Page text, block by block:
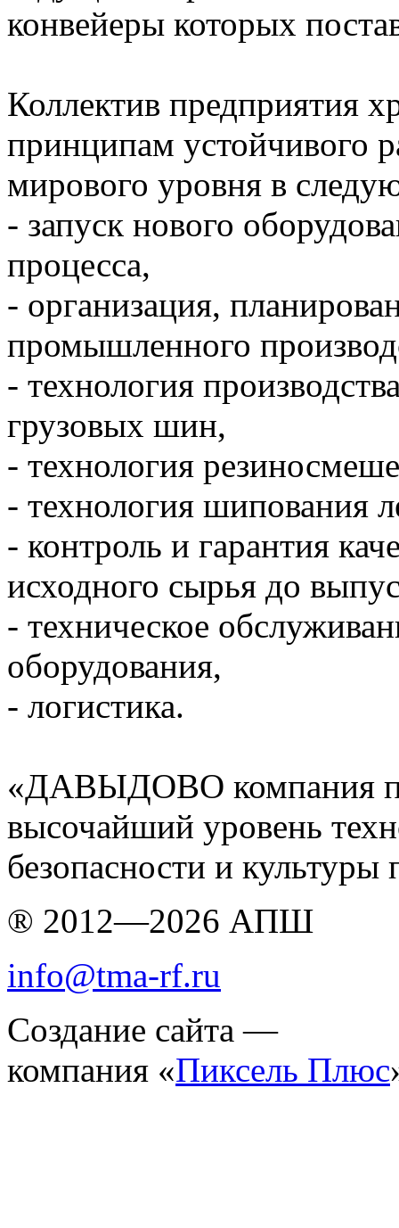
конвейеры которых
Коллектив предприятия
принципам устойчивого
мирового уровня в
- запуск нового
процесса,
- организация,
промышленного
- технология
грузовых шин,
- технология
- технология шипования
- контроль и гарантия
исходного сырья до
- техническое
оборудования,
- логистика.
«ДАВЫДОВО компания
высочайший уровень
безопасности и культуры
® 2012—2026 АПШ
info@tma-rf.ru
Создание сайта —
компания «Пиксель Плюс